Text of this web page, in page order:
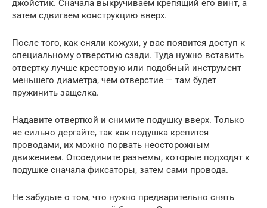
джойстик. Сначала выкручиваем крепящий его винт, а
затем сдвигаем конструкцию вверх.
После того, как сняли кожухи, у вас появится доступ к
специальному отверстию сзади. Туда нужно вставить
отвертку лучше крестовую или подобный инструмент
меньшего диаметра, чем отверстие — там будет
пружинить защелка.
Надавите отверткой и снимите подушку вверх. Только
не сильно дергайте, так как подушка крепится
проводами, их можно порвать неосторожным
движением. Отсоедините разъемы, которые подходят к
подушке сначала фиксаторы, затем сами провода.
Не забудьте о том, что нужно предварительно снять